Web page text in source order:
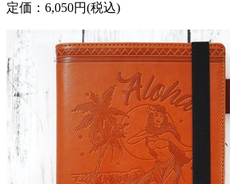
定価：6,050円(税込)